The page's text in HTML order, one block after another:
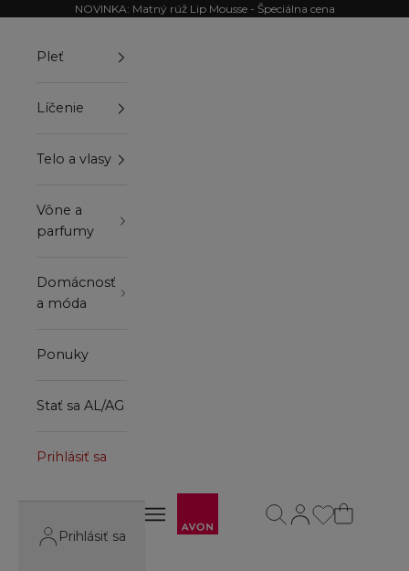
Preskočiť na obsahNOVINKA: Matný rúž Lip Mousse - Špeciálna cena
Otvoriť navigačné menu
Otvoriť navigačné menu
Otvoriť stránku
Otvoriť vyhľadávanie
Pleť
Líčenie
Telo a vlasy
Vône a
parfumy
Domácnosť
a móda
Ponuky
Stať sa AL/AG
Prihlásiť sa
Prihlásiť sa